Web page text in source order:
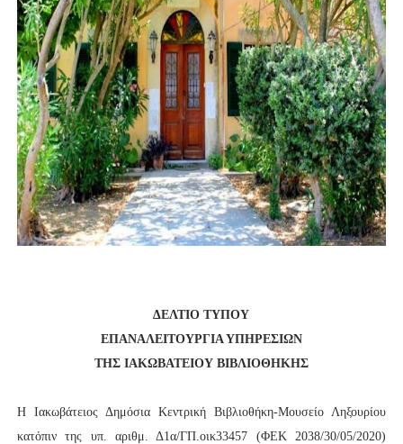
ΔΕΛΤΙΟ ΤΥΠΟΥ
ΕΠΑΝΑΛΕΙΤΟΥΡΓΙΑ ΥΠΗΡΕΣΙΩΝ
ΤΗΣ ΙΑΚΩΒΑΤΕΙΟΥ ΒΙΒΛΙΟΘΗΚΗΣ
Η Ιακωβάτειος Δημόσια Κεντρική Βιβλιοθήκη-Μουσείο Ληξουρίου
κατόπιν της υπ. αριθμ. Δ1α/ΓΠ.οικ33457 (ΦΕΚ 2038/30/05/2020)